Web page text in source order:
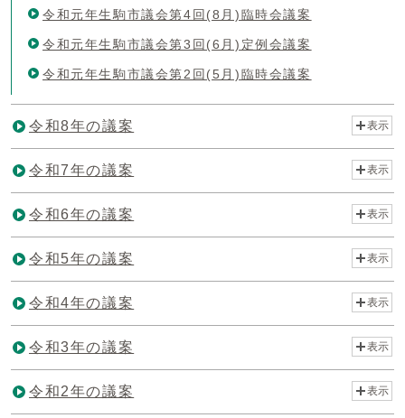
令和元年生駒市議会第4回(8月)臨時会議案
令和元年生駒市議会第3回(6月)定例会議案
令和元年生駒市議会第2回(5月)臨時会議案
令和8年の議案 表示
令和7年の議案 表示
令和6年の議案 表示
令和5年の議案 表示
令和4年の議案 表示
令和3年の議案 表示
令和2年の議案 表示